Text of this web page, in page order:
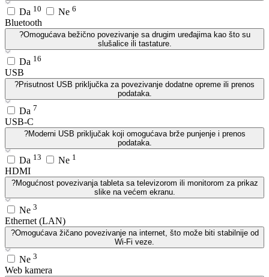
Da 10 Ne 6
Bluetooth
?Omogućava bežično povezivanje sa drugim uređajima kao što su
slušalice ili tastature.
Da 16
USB
?Prisutnost USB priključka za povezivanje dodatne opreme ili prenos
podataka.
Da 7
USB-C
?Moderni USB priključak koji omogućava brže punjenje i prenos
podataka.
Da 13 Ne 1
HDMI
?Mogućnost povezivanja tableta sa televizorom ili monitorom za prikaz
slike na većem ekranu.
Ne 3
Ethernet (LAN)
?Omogućava žičano povezivanje na internet, što može biti stabilnije od
Wi-Fi veze.
Ne 3
Web kamera